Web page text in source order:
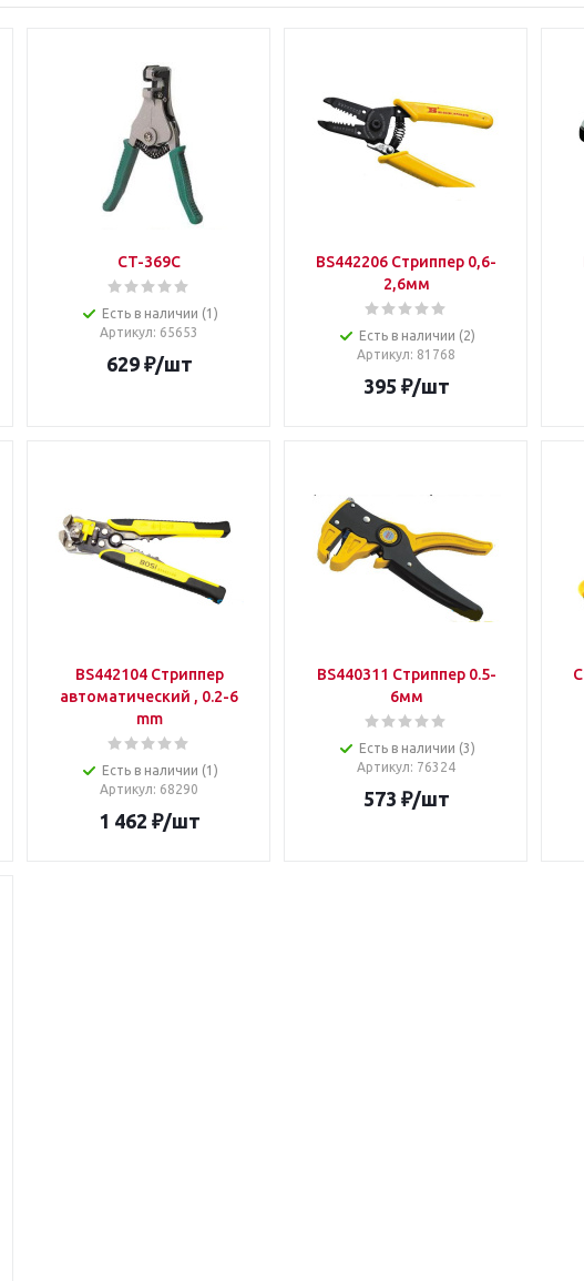
CT-369C
Есть в наличии (1)
Артикул: 65653
629₽/шт
BS442206 Стриппер 0,6-
2,6мм
Есть в наличии (2)
Артикул: 81768
395 ₽/шт
BS442104 Стриппер
автоматический , 0.2-6
mm
Есть в наличии (1)
Артикул: 68290
1 462 ₽/шт
BS440311 Стриппер 0.5-
6мм
Есть в наличии (3)
Артикул: 76324
573 ₽/шт